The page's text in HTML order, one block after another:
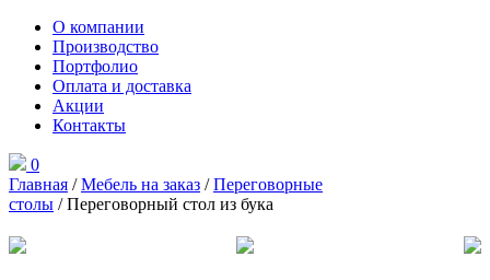
О компании
Производство
Портфолио
Оплата и доставка
Акции
Контакты
0
Главная /Мебель на заказ /Переговорные
столы / Переговорный стол из бука